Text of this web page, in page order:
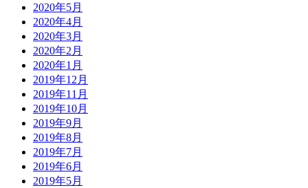
2020年5月
2020年4月
2020年3月
2020年2月
2020年1月
2019年12月
2019年11月
2019年10月
2019年9月
2019年8月
2019年7月
2019年6月
2019年5月